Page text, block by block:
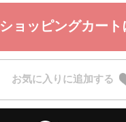
ショッピングカート
お気に入りに追加する